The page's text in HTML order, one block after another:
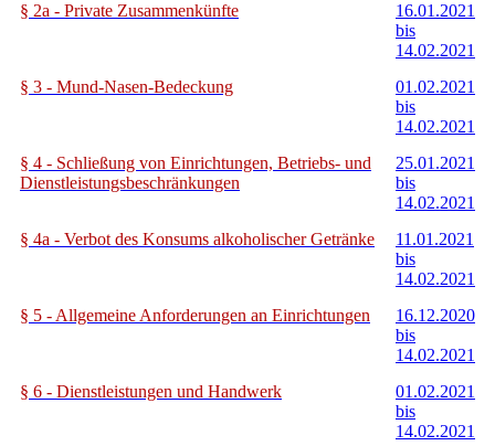
§ 2a - Private Zusammenkünfte
16.01.2021
bis
14.02.2021
§ 3 - Mund-Nasen-Bedeckung
01.02.2021
bis
14.02.2021
§ 4 - Schließung von Einrichtungen, Betriebs- und
Dienstleistungsbeschränkungen
25.01.2021
bis
14.02.2021
§ 4a - Verbot des Konsums alkoholischer Getränke
11.01.2021
bis
14.02.2021
§ 5 - Allgemeine Anforderungen an Einrichtungen
16.12.2020
bis
14.02.2021
§ 6 - Dienstleistungen und Handwerk
01.02.2021
bis
14.02.2021